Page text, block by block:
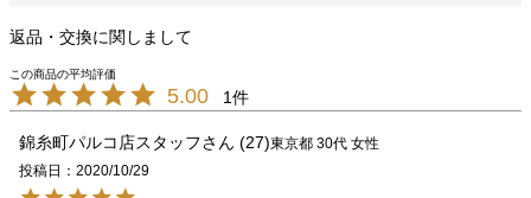
返品・交換に関しまして
5.00 1
錦糸町パルコ店スタッフ 27 東京都 30代 女性
投稿日
2020/10/29